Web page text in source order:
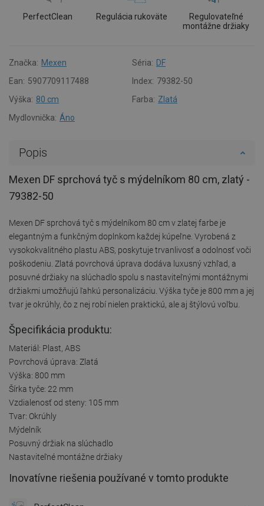
PerfectClean Regulácia rukoväte
Regulovateľné
montážne držiaky
Značka: Mexen Séria: DF
Ean: 5907709117488 Index: 79382-50
Výška: 80 cm Farba: Zlatá
Mydlovnička: Áno
Popis
Mexen DF sprchová tyč s mýdelníkom 80 cm, zlatý -
79382-50
Mexen DF sprchová tyč s mýdelníkom 80 cm v zlatej farbe je
elegantným a funkčným doplnkom každej kúpeľne. Vyrobená z
vysokokvalitného plastu ABS, poskytuje trvanlivosť a odolnosť voči
poškodeniu. Zlatá povrchová úprava dodáva luxusný vzhľad, a
posuvné držiaky na slúchadlo spolu s nastaviteľnými montážnymi
držiakmi umožňujú ľahkú personalizáciu. Výška tyče je 800 mm a jej
tvar je okrúhly, čo z nej robí nielen praktickú, ale aj štýlovú voľbu.
Špecifikácia produktu:
Materiál: Plast, ABS
Povrchová úprava: Zlatá
Výška: 800 mm
Šírka tyče: 22 mm
Vzdialenosť od steny: 105 mm
Tvar: Okrúhly
Mýdelník
Posuvný držiak na slúchadlo
Nastaviteľné montážne držiaky
Inovatívne riešenia používané v tomto produkte